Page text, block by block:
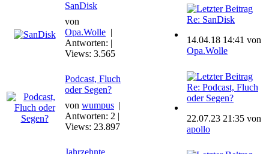
SanDisk
von
Opa.Wolle |
Antworten: |
Views: 3.565
Re: SanDisk
14.04.18 14:41 von
Opa.Wolle
Podcast, Fluch
oder Segen?
von wumpus |
Antworten: 2 |
Views: 23.897
Re: Podcast, Fluch
oder Segen?
22.07.23 21:35 von
apollo
Jahrzehnte